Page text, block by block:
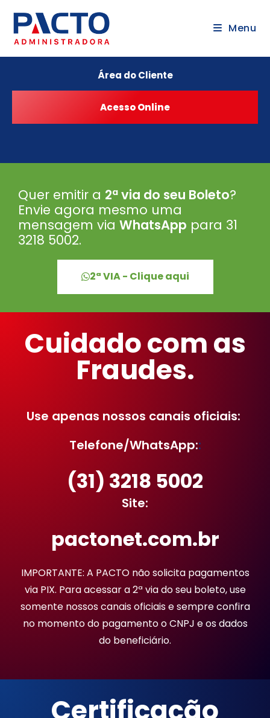
Menu
Área do Cliente
Quer emitir a 2ª via do seu Boleto?
Envie agora mesmo uma
mensagem via WhatsApp para 31
3218 5002.
2ª VIA - Clique aqui
Cuidado com as
Fraudes.
Use apenas nossos canais oficiais:
Telefone/WhatsApp::
(31) 3218 5002
Site:
pactonet.com.br
IMPORTANTE: A PACTO não solicita pagamentos
via PIX. Para acessar a 2ª via do seu boleto, use
somente nossos canais oficiais e sempre confira
no momento do pagamento o CNPJ e os dados
do beneficiário.
Certificação